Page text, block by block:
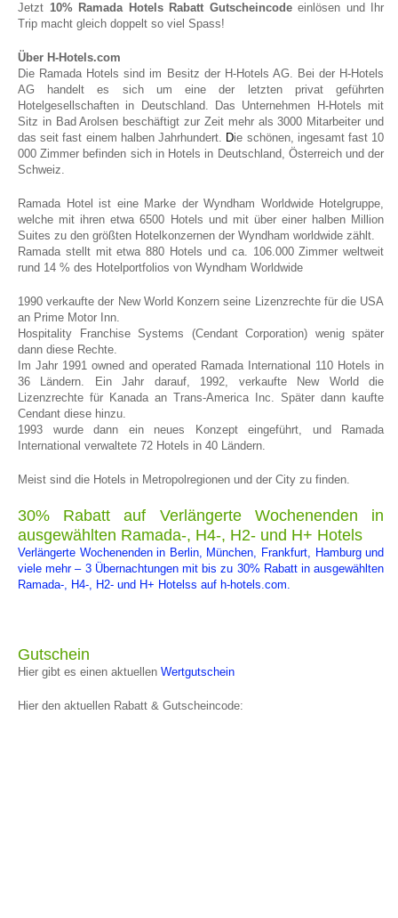
Jetzt 10% Ramada Hotels Rabatt Gutscheincodeeinlösen und Ihr
Trip macht gleich doppelt so viel Spass!
Über H-Hotels.com
Die Ramada Hotels sind im Besitz der H-Hotels AG. Bei der H-Hotels
AG handelt es sich um eine der letzten privat geführten
Hotelgesellschaften in Deutschland. Das Unternehmen H-Hotels mit
Sitz in Bad Arolsen beschäftigt zur Zeit mehr als 3000 Mitarbeiter und
das seit fast einem halben Jahrhundert. Die schönen, ingesamt fast 10
000 Zimmer befinden sich in Hotels in Deutschland, Österreich und der
Schweiz.
Ramada Hotel ist eine Marke der Wyndham Worldwide Hotelgruppe,
welche mit ihren etwa 6500 Hotels und mit über einer halben Million
Suites zu den größten Hotelkonzernen der Wyndham worldwide zählt.
Ramada stellt mit etwa 880 Hotels und ca. 106.000 Zimmer weltweit
rund 14 % des Hotelportfolios von Wyndham Worldwide
1990 verkaufte der New World Konzern seine Lizenzrechte für die USA
an Prime Motor Inn.
Hospitality Franchise Systems (Cendant Corporation) wenig später
dann diese Rechte.
Im Jahr 1991 owned and operated Ramada International 110 Hotels in
36 Ländern. Ein Jahr darauf, 1992, verkaufte New World die
Lizenzrechte für Kanada an Trans-America Inc. Später dann kaufte
Cendant diese hinzu.
1993 wurde dann ein neues Konzept eingeführt, und Ramada
International verwaltete 72 Hotels in 40 Ländern.
Meist sind die Hotels in Metropolregionen und der City zu finden.
30% Rabatt auf Verlängerte Wochenenden in
ausgewählten Ramada-, H4-, H2- und H+ Hotels
Verlängerte Wochenenden in Berlin, München, Frankfurt, Hamburg und
viele mehr – 3 Übernachtungen mit bis zu 30% Rabatt in ausgewählten
Ramada-, H4-, H2- und H+ Hotelss auf h-hotels.com.
Gutschein
Hier gibt es einen aktuellen Wertgutschein
Hier den aktuellen Rabatt & Gutscheincode: